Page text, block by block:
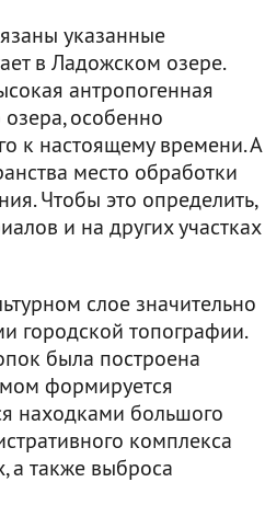
указанные
в Ладожском озере.
антропогенная
особенно
к настоящему времени. А
место обработки
Чтобы это определить,
и на других участках
слое значительно
городской топографии.
была построена
формируется
находками большого
комплекса
а также выброса